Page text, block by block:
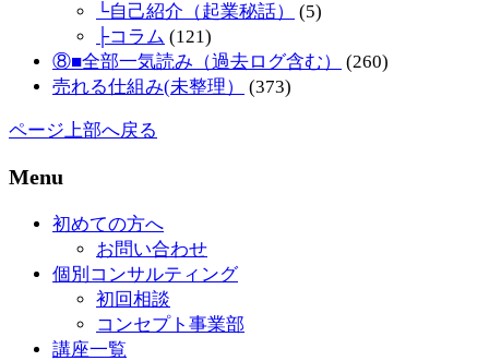
└自己紹介（起業秘話）
(5)
├コラム (121)
⑧■全部一気読み（過去ログ含む）
(260)
売れる仕組み(未整理）
(373)
ページ上部へ戻る
Menu
初めての方へ
お問い合わせ
個別コンサルティング
初回相談
コンセプト事業部
講座一覧